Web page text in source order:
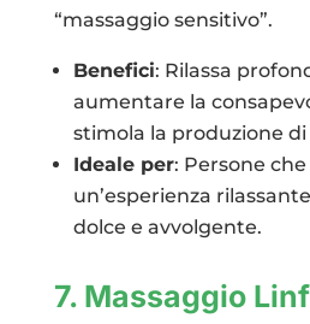
“massaggio sensitivo”.
Benefici: Rilassa
aumentare la
stimola la produzione
Ideale per: Persone
un’esperienza
dolce e avvolgente.
7. Massaggio